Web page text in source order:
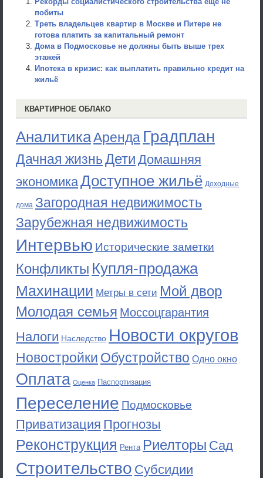
побиты
Треть владельцев квартир в Москве и Питере не
готова платить за капитальный ремонт
Дома в Подмосковье не должны быть выше трех
этажей
Ипотека в кризис: как выплатить правильно кредит на
жильё
КВАРТИРНОЕ ОБЛАКО
АналитикаАренда Градплан
Дачная жизньДети Домашняя
экономикаДоступное жильё Доходные
дома Загородная недвижимость
Зарубежная недвижимость
Интервью Исторические заметки
Конфликты Купля-продажа
Махинации Метры в сети Мой двор
Молодая семья Моссоцгарантия
Налоги Наследство Новости округов
Новостройки Обустройство Одно окно
Оплата Оценка Паспортизация
Переселение Подмосковье
Приватизация Прогнозы
Реконструкция Рента Риелторы Сад
Строительство Субсидии